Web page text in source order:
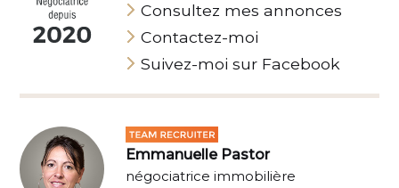
Consultez mes annonces
Contactez-moi
Suivez-moi sur Facebook
Emmanuelle Pastor
négociatrice immobilière